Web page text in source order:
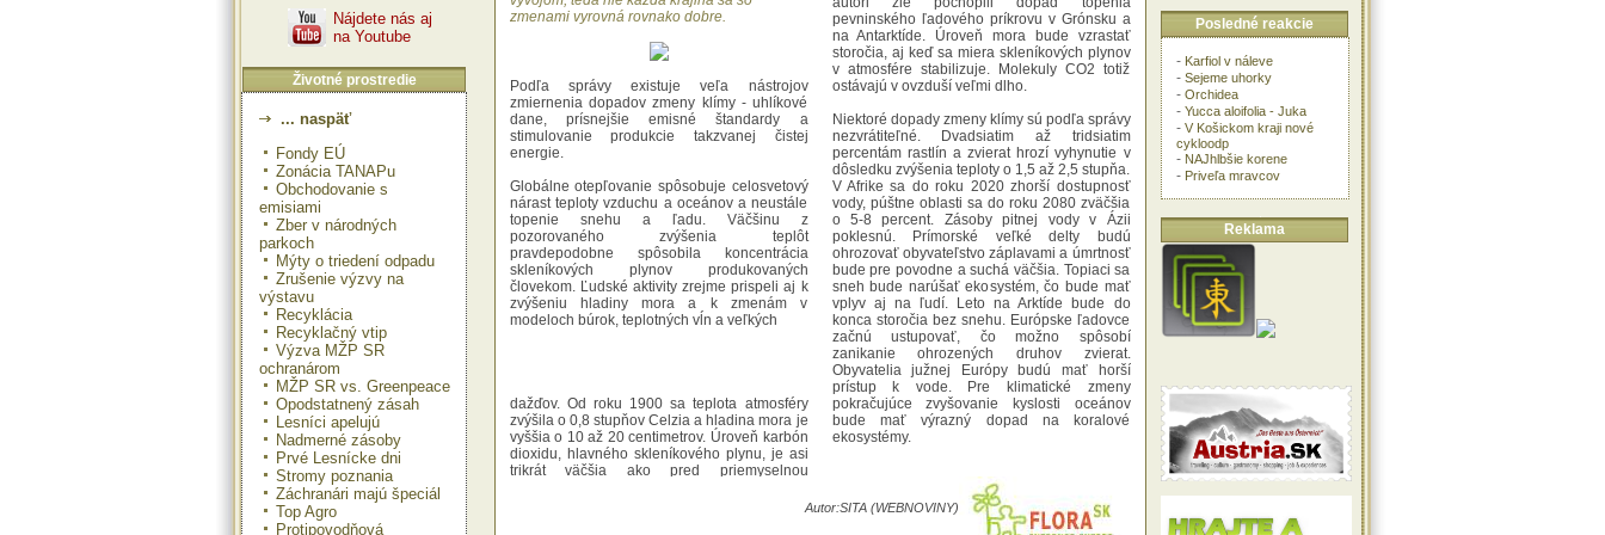
Nájdete nás aj
na Youtube
Životné prostredie
... naspäť
Fondy EÚ
Zonácia TANAPu
Obchodovanie s
emisiami
Zber v národných
parkoch
Mýty o triedení odpadu
Zrušenie výzvy na
výstavu
Recyklácia
Recyklačný vtip
Výzva MŽP SR
ochranárom
MŽP SR vs. Greenpeace
Opodstatnený zásah
Lesníci apelujú
Nadmerné zásoby
Prvé Lesnícke dni
Stromy poznania
Záchranári majú špeciál
Top Agro
Protipovodňová
zmenami vyrovná rovnako dobre.
Podľa správy existuje veľa nástrojov
zmiernenia dopadov zmeny klímy - uhlíkové
dane, prísnejšie emisné štandardy a
stimulovanie produkcie takzvanej čistej
energie.
Globálne otepľovanie spôsobuje celosvetový
nárast teploty vzduchu a oceánov a neustále
topenie snehu a ľadu. Väčšinu z
pozorovaného zvýšenia teplôt
pravdepodobne spôsobila koncentrácia
skleníkových plynov produkovaných
človekom. Ľudské aktivity zrejme prispeli aj k
zvýšeniu hladiny mora a k zmenám v
modeloch búrok, teplotných vĺn a veľkých
dažďov. Od roku 1900 sa teplota atmosféry
zvýšila o 0,8 stupňov Celzia a hladina mora je
vyššia o 10 až 20 centimetrov. Úroveň karbón
dioxidu, hlavného skleníkového plynu, je asi
trikrát väčšia ako pred priemyselnou
vzrastie do konca storočia o 18 centimetrov.
pevninského ľadového príkrovu v Grónsku a
na Antarktíde. Úroveň mora bude vzrastať
storočia, aj keď sa miera skleníkových plynov
v atmosfére stabilizuje. Molekuly CO2 totiž
ostávajú v ovzduší veľmi dlho.
Niektoré dopady zmeny klímy sú podľa správy
nezvrátiteľné. Dvadsiatim až tridsiatim
percentám rastlín a zvierat hrozí vyhynutie v
dôsledku zvýšenia teploty o 1,5 až 2,5 stupňa.
V Afrike sa do roku 2020 zhorší dostupnosť
vody, púštne oblasti sa do roku 2080 zväčšia
o 5-8 percent. Zásoby pitnej vody v Ázii
poklesnú. Prímorské veľké delty budú
ohrozovať obyvateľstvo záplavami a úmrtnosť
bude pre povodne a suchá väčšia. Topiaci sa
sneh bude narúšať ekosystém, čo bude mať
vplyv aj na ľudí. Leto na Arktíde bude do
konca storočia bez snehu. Európske ľadovce
začnú ustupovať, čo možno spôsobí
zanikanie ohrozených druhov zvierat.
Obyvatelia južnej Európy budú mať horší
prístup k vode. Pre klimatické zmeny
pokračujúce zvyšovanie kyslosti oceánov
bude mať výrazný dopad na koralové
ekosystémy.
Autor:SITA (WEBNOVINY)
Posledné reakcie
- Karfiol v náleve
- Sejeme uhorky
- Orchidea
- Yucca aloifolia - Juka
- V Košickom kraji nové
cykloodp
- NAJhlbšie korene
- Priveľa mravcov
Reklama